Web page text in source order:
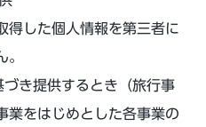
得した個人情報を第三者に
づき提供するとき（旅行事
業をはじめとした各事業の